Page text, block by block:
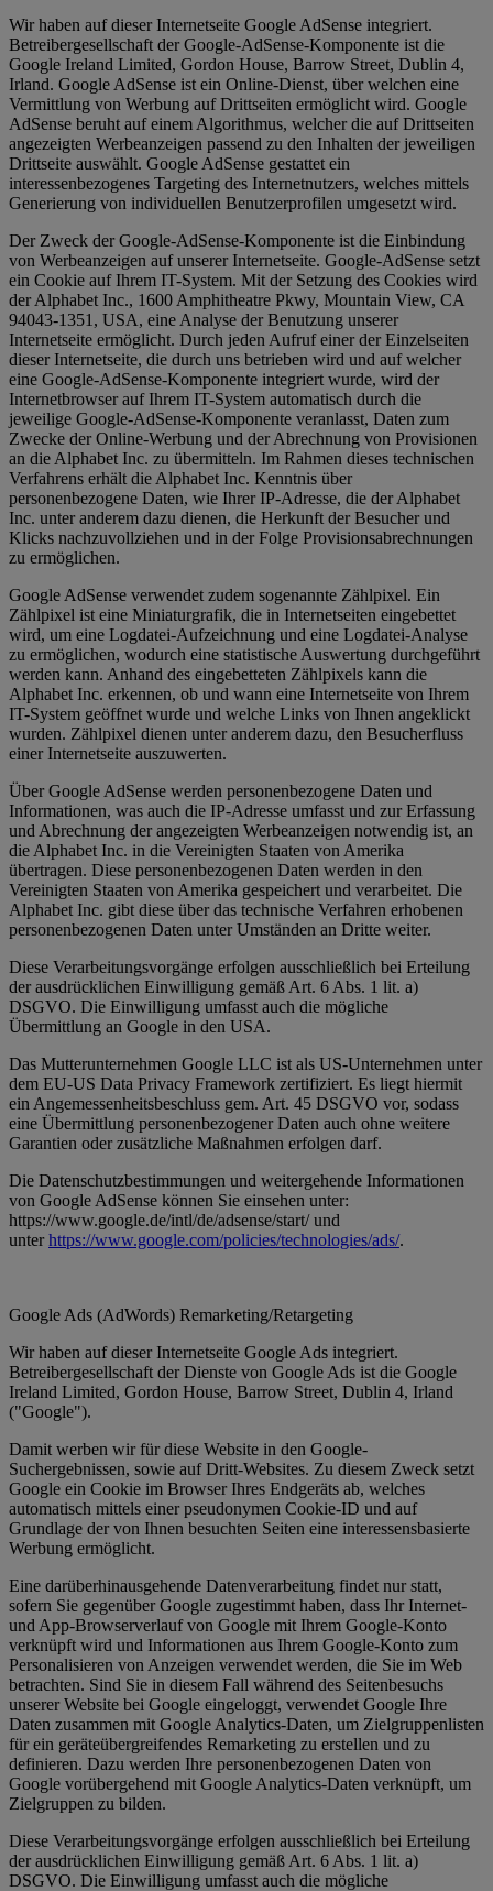
Wir haben auf dieser Internetseite Google AdSense integriert.
Betreibergesellschaft der Google-AdSense-Komponente ist die
Google Ireland Limited, Gordon House, Barrow Street, Dublin 4,
Irland. Google AdSense ist ein Online-Dienst, über welchen eine
Vermittlung von Werbung auf Drittseiten ermöglicht wird. Google
AdSense beruht auf einem Algorithmus, welcher die auf Drittseiten
angezeigten Werbeanzeigen passend zu den Inhalten der jeweiligen
Drittseite auswählt. Google AdSense gestattet ein
interessenbezogenes Targeting des Internetnutzers, welches mittels
Generierung von individuellen Benutzerprofilen umgesetzt wird.
Der Zweck der Google-AdSense-Komponente ist die Einbindung
von Werbeanzeigen auf unserer Internetseite. Google-AdSense setzt
ein Cookie auf Ihrem IT-System. Mit der Setzung des Cookies wird
der Alphabet Inc., 1600 Amphitheatre Pkwy, Mountain View, CA
94043-1351, USA, eine Analyse der Benutzung unserer
Internetseite ermöglicht. Durch jeden Aufruf einer der Einzelseiten
dieser Internetseite, die durch uns betrieben wird und auf welcher
eine Google-AdSense-Komponente integriert wurde, wird der
Internetbrowser auf Ihrem IT-System automatisch durch die
jeweilige Google-AdSense-Komponente veranlasst, Daten zum
Zwecke der Online-Werbung und der Abrechnung von Provisionen
an die Alphabet Inc. zu übermitteln. Im Rahmen dieses technischen
Verfahrens erhält die Alphabet Inc. Kenntnis über
personenbezogene Daten, wie Ihrer IP-Adresse, die der Alphabet
Inc. unter anderem dazu dienen, die Herkunft der Besucher und
Klicks nachzuvollziehen und in der Folge Provisionsabrechnungen
zu ermöglichen.
Google AdSense verwendet zudem sogenannte Zählpixel. Ein
Zählpixel ist eine Miniaturgrafik, die in Internetseiten eingebettet
wird, um eine Logdatei-Aufzeichnung und eine Logdatei-Analyse
zu ermöglichen, wodurch eine statistische Auswertung durchgeführt
werden kann. Anhand des eingebetteten Zählpixels kann die
Alphabet Inc. erkennen, ob und wann eine Internetseite von Ihrem
IT-System geöffnet wurde und welche Links von Ihnen angeklickt
wurden. Zählpixel dienen unter anderem dazu, den Besucherfluss
einer Internetseite auszuwerten.
Über Google AdSense werden personenbezogene Daten und
Informationen, was auch die IP-Adresse umfasst und zur Erfassung
und Abrechnung der angezeigten Werbeanzeigen notwendig ist, an
die Alphabet Inc. in die Vereinigten Staaten von Amerika
übertragen. Diese personenbezogenen Daten werden in den
Vereinigten Staaten von Amerika gespeichert und verarbeitet. Die
Alphabet Inc. gibt diese über das technische Verfahren erhobenen
personenbezogenen Daten unter Umständen an Dritte weiter.
Diese Verarbeitungsvorgänge erfolgen ausschließlich bei Erteilung
der ausdrücklichen Einwilligung gemäß Art. 6 Abs. 1 lit. a)
DSGVO. Die Einwilligung umfasst auch die mögliche
Übermittlung an Google in den USA.
Das Mutterunternehmen Google LLC ist als US-Unternehmen unter
dem EU-US Data Privacy Framework zertifiziert. Es liegt hiermit
ein Angemessenheitsbeschluss gem. Art. 45 DSGVO vor, sodass
eine Übermittlung personenbezogener Daten auch ohne weitere
Garantien oder zusätzliche Maßnahmen erfolgen darf.
Die Datenschutzbestimmungen und weitergehende Informationen
von Google AdSense können Sie einsehen unter:
https://www.google.de/intl/de/adsense/start/ und
unterhttps://www.google.com/policies/technologies/ads/.
Google Ads (AdWords) Remarketing/Retargeting
Wir haben auf dieser Internetseite Google Ads integriert.
Betreibergesellschaft der Dienste von Google Ads ist die Google
Ireland Limited, Gordon House, Barrow Street, Dublin 4, Irland
("Google").
Damit werben wir für diese Website in den Google-
Suchergebnissen, sowie auf Dritt-Websites. Zu diesem Zweck setzt
Google ein Cookie im Browser Ihres Endgeräts ab, welches
automatisch mittels einer pseudonymen Cookie-ID und auf
Grundlage der von Ihnen besuchten Seiten eine interessensbasierte
Werbung ermöglicht.
Eine darüberhinausgehende Datenverarbeitung findet nur statt,
sofern Sie gegenüber Google zugestimmt haben, dass Ihr Internet-
und App-Browserverlauf von Google mit Ihrem Google-Konto
verknüpft wird und Informationen aus Ihrem Google-Konto zum
Personalisieren von Anzeigen verwendet werden, die Sie im Web
betrachten. Sind Sie in diesem Fall während des Seitenbesuchs
unserer Website bei Google eingeloggt, verwendet Google Ihre
Daten zusammen mit Google Analytics-Daten, um Zielgruppenlisten
für ein geräteübergreifendes Remarketing zu erstellen und zu
definieren. Dazu werden Ihre personenbezogenen Daten von
Google vorübergehend mit Google Analytics-Daten verknüpft, um
Zielgruppen zu bilden.
Diese Verarbeitungsvorgänge erfolgen ausschließlich bei Erteilung
der ausdrücklichen Einwilligung gemäß Art. 6 Abs. 1 lit. a)
DSGVO. Die Einwilligung umfasst auch die mögliche